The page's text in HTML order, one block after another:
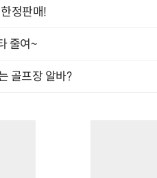
정판매!
줄여~
골프장 알바?